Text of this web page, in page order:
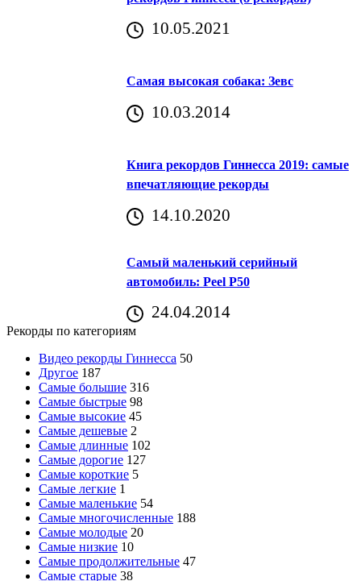
10.05.2021
Самая высокая собака: Зевс
10.03.2014
Книга рекордов Гиннесса 2019: самые
впечатляющие рекорды
14.10.2020
Самый маленький серийный
автомобиль: Peel P50
24.04.2014
Рекорды по категориям
Видео рекорды Гиннесса 50
Другое 187
Самые большие 316
Самые быстрые 98
Самые высокие 45
Самые дешевые 2
Самые длинные 102
Самые дорогие 127
Самые короткие 5
Самые легкие 1
Самые маленькие 54
Самые многочисленные 188
Самые молодые 20
Самые низкие 10
Самые продолжительные 47
Самые старые 38